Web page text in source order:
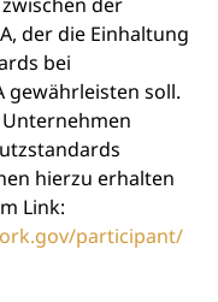
der die Einhaltung
bei
gewährleisten soll.
Unternehmen
hierzu erhalten
Link:
participant/